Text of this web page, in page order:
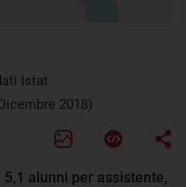
Istat
2018)
alunni per assistente,